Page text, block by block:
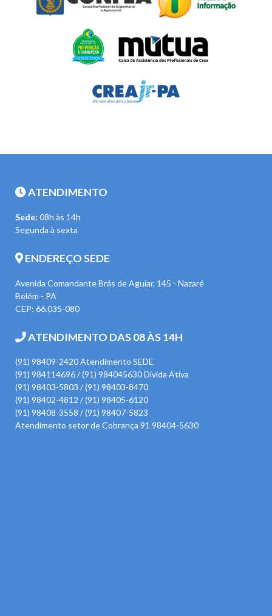
ATENDIMENTO
Sede: 08h às 14h
Segunda à sexta
ENDEREÇO SEDE
Avenida Comandante Brás de Aguiar, 145 - Nazaré
Belém - PA
CEP: 66.035-080
ATENDIMENTO DAS 08 ÀS 14H
(91) 98409-2420 Atendimento SEDE
(91) 984114696 / (91) 984045630 Divida Ativa
(91) 98403-5803 / (91) 98403-8470
(91) 98402-4812 / (91) 98405-6120
(91) 98408-3558 / (91) 98407-5823
Atendimento setor de Cobrança 91 98404-5630